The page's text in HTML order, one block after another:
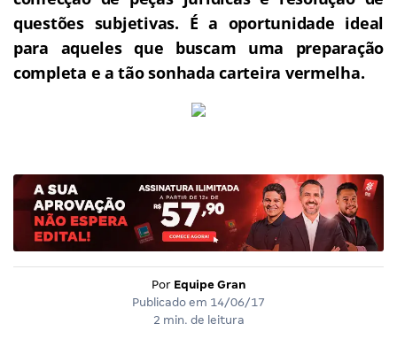
questões subjetivas. É a oportunidade ideal
para aqueles que buscam uma preparação
completa e a tão sonhada carteira vermelha.
Por Equipe Gran
Publicado em 14/06/17
2 min. de leitura